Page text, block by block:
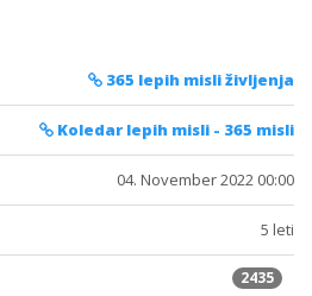
365 lepih misli življenja
Koledar lepih misli - 365 misli
04. November 2022 00:00
5 leti
2435